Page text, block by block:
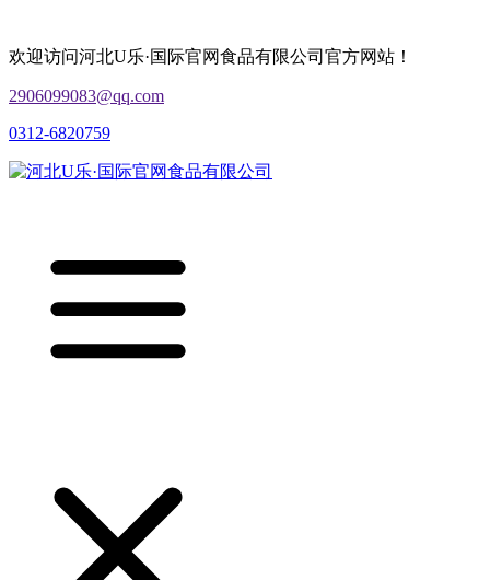
欢迎访问河北U乐·国际官网食品有限公司官方网站！
2906099083@qq.com
0312-6820759